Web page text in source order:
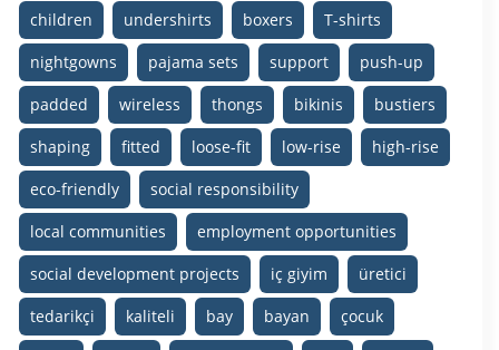
children
undershirts boxers
T-shirts
nightgowns
pajama sets support
push-up
padded
wireless thongs bikinis
bustiers
shaping
fitted loose-fit low-rise
high-rise
eco-friendly
social responsibility
local communities
employment opportunities
social development projects
iç giyim
üretici
tedarikçi
kaliteli bay bayan
çocuk